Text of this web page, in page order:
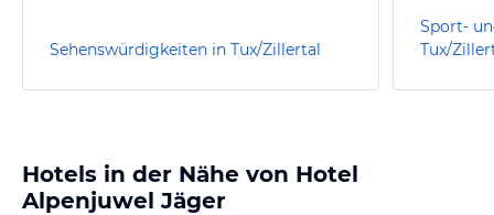
Sehenswürdigkeiten in Tux/Zillertal
Sport-
Tux/
Hotels in der Nähe von Hotel
Alpenjuwel Jäger